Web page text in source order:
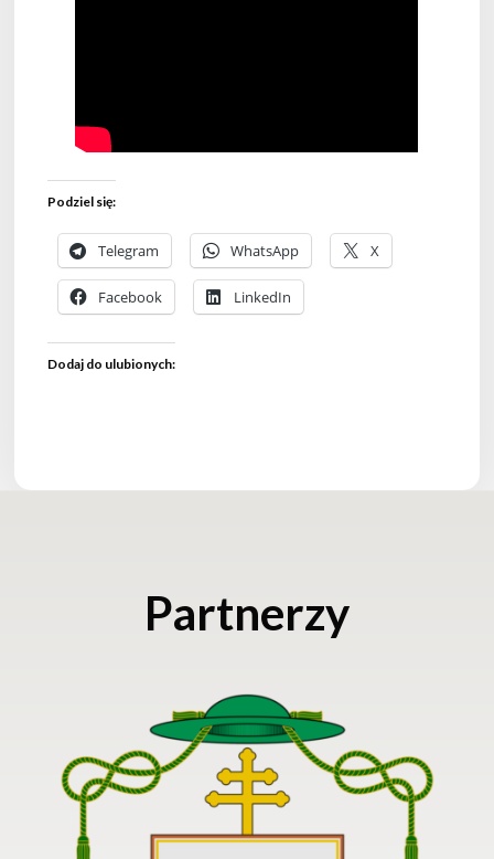
Podziel się:
Telegram WhatsApp X
Facebook LinkedIn
Dodaj do ulubionych:
Partnerzy